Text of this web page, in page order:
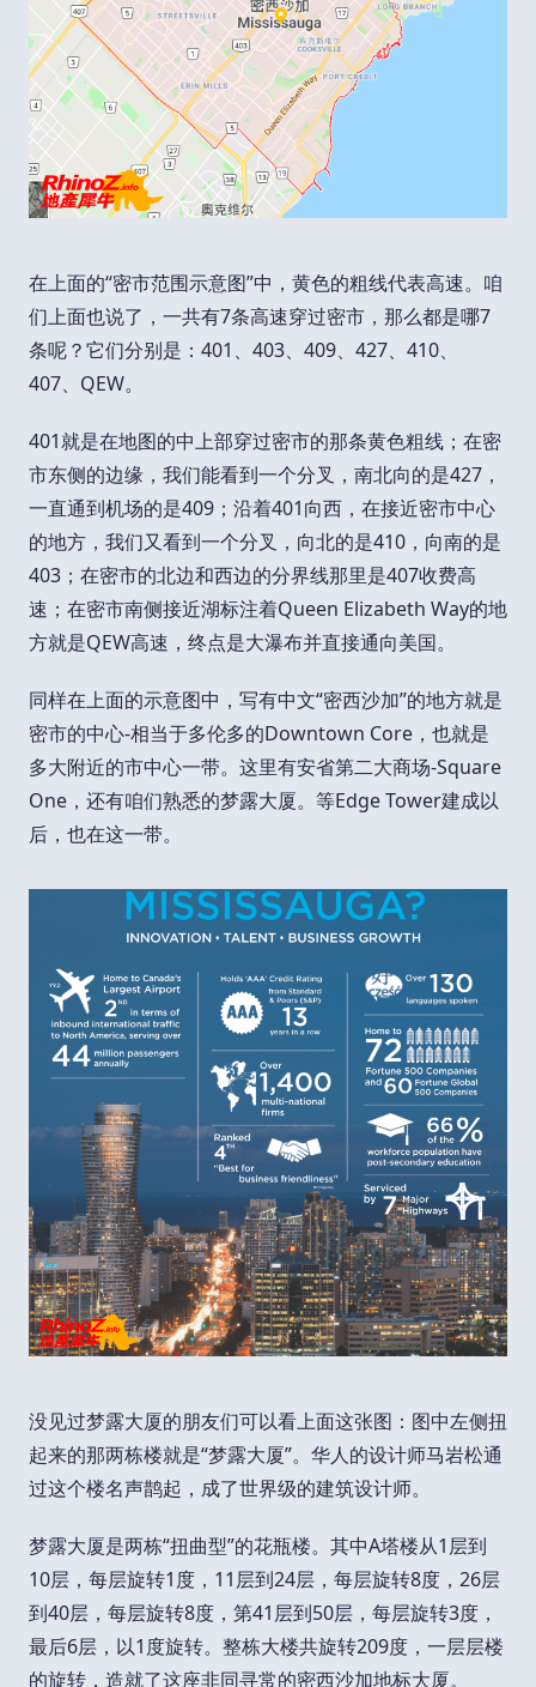
在上面的“密市范围示意图”中，黄色的粗线代表高速。咱
们上面也说了，一共有7条高速穿过密市，那么都是哪7
条呢？它们分别是：401、403、409、427、410、
407、QEW。
401就是在地图的中上部穿过密市的那条黄色粗线；在密
市东侧的边缘，我们能看到一个分叉，南北向的是427，
一直通到机场的是409；沿着401向西，在接近密市中心
的地方，我们又看到一个分叉，向北的是410，向南的是
403；在密市的北边和西边的分界线那里是407收费高
速；在密市南侧接近湖标注着Queen Elizabeth Way的地
方就是QEW高速，终点是大瀑布并直接通向美国。
同样在上面的示意图中，写有中文“密西沙加”的地方就是
密市的中心-相当于多伦多的Downtown Core，也就是
多大附近的市中心一带。这里有安省第二大商场-Square
One，还有咱们熟悉的梦露大厦。等Edge Tower建成以
后，也在这一带。
没见过梦露大厦的朋友们可以看上面这张图：图中左侧扭
起来的那两栋楼就是“梦露大厦”。华人的设计师马岩松通
过这个楼名声鹊起，成了世界级的建筑设计师。
梦露大厦是两栋“扭曲型”的花瓶楼。其中A塔楼从1层到
10层，每层旋转1度，11层到24层，每层旋转8度，26层
到40层，每层旋转8度，第41层到50层，每层旋转3度，
最后6层，以1度旋转。整栋大楼共旋转209度，一层层楼
的旋转，造就了这座非同寻常的密西沙加地标大厦。